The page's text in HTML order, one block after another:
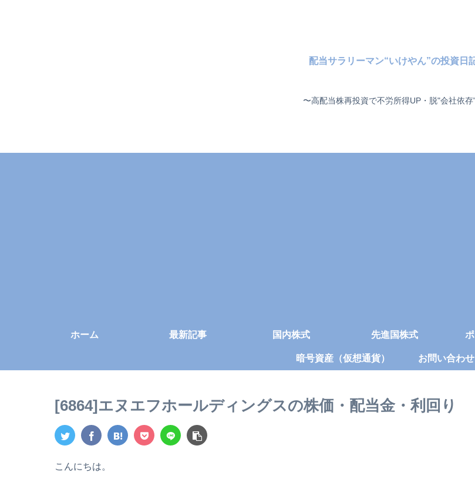
配当サラリーマン“いけやん”の投資日
〜高配当株再投資で不労所得UP・脱"会社依存
ホーム 最新記事 国内株式 先進国株式
暗号資産（仮想通貨） お問い合わせ
[6864]エヌエフホールディングスの株価・配当金・利回り
こんにちは。